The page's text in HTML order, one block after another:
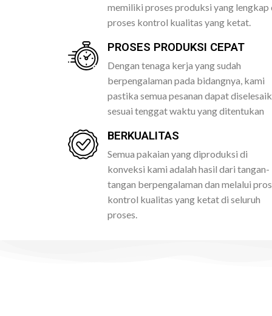
memiliki proses produksi yang lengkap
proses kontrol kualitas yang ketat.
PROSES PRODUKSI CEPAT
Dengan tenaga kerja yang sudah
berpengalaman pada bidangnya, kami
pastika semua pesanan dapat
sesuai tenggat waktu yang ditentukan
BERKUALITAS
Semua pakaian yang diproduksi di
konveksi kami adalah hasil dari tangan-
tangan berpengalaman dan melalui
kontrol kualitas yang ketat di seluruh
proses.